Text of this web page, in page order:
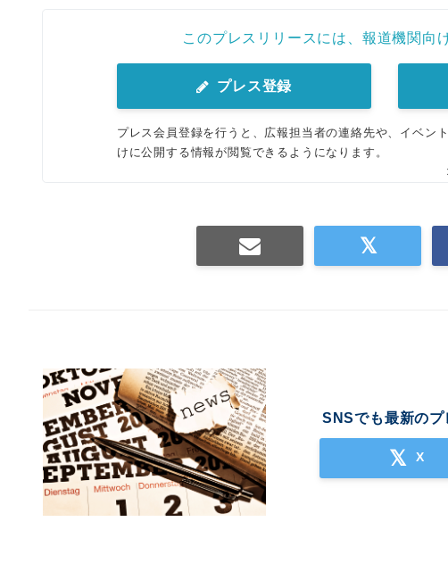
このプレスリリースには、報道機関向
プレス登録
プレス会員登録を行うと、広報担当者の連絡先や、イベン
けに公開する情報が閲覧できるようになります。
SNSでも最新の
X